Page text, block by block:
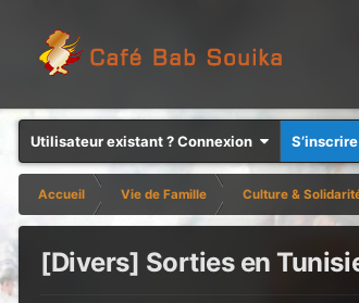
Utilisateur existant ? Connexion S’inscrire
Accueil Vie de Famille Culture &
[Divers] Sorties en